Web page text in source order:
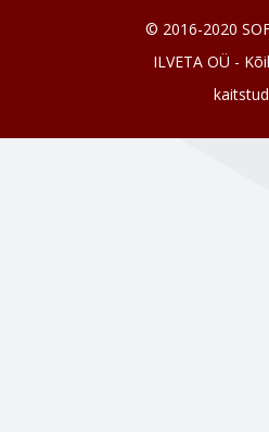
© 2016-2020
ILVETA OÜ -